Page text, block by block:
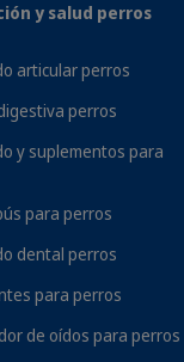
y salud perros
articular perros
perros
y suplementos para
para perros
dental perros
para perros
de oídos para perros